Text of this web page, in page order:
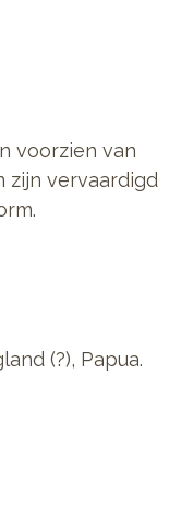
voorzien van
zijn vervaardigd
(?), Papua.